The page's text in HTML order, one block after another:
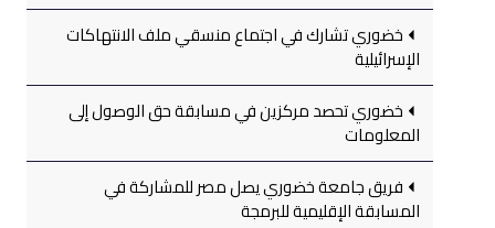
خضوري تشارك في اجتماع منسقي ملف الانتهاكات
الإسرائيلية
خضوري تحصد مركزين في مسابقة حق الوصول إلى
المعلومات
فريق جامعة خضوري يصل مصر للمشاركة في
المسابقة الإقليمية للبرمجة